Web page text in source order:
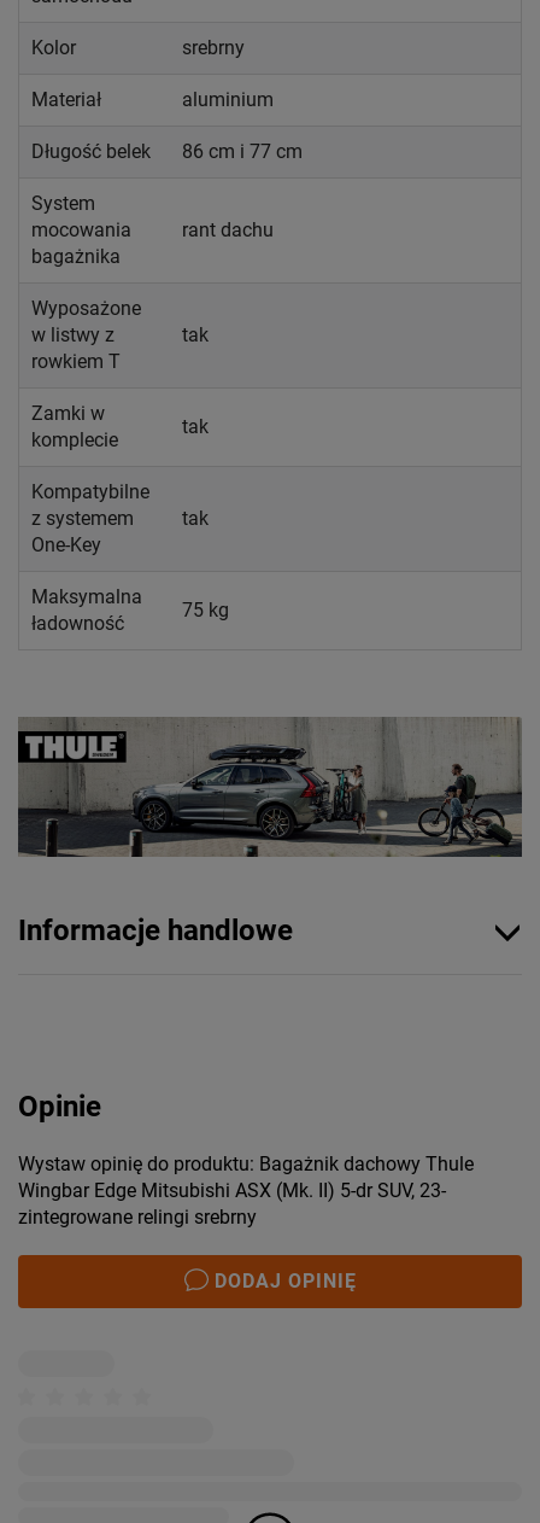
Kolor srebrny
Materiał aluminium
Długość belek 86 cm i 77 cm
System
mocowania
bagażnika
rant dachu
Wyposażone
w listwy z
rowkiem T
tak
Zamki w
komplecie
tak
Kompatybilne
z systemem
One-Key
tak
Maksymalna
ładowność
75 kg
Informacje handlowe
Opinie
Wystaw opinię do produktu: Bagażnik dachowy Thule
Wingbar Edge Mitsubishi ASX (Mk. II) 5-dr SUV, 23-
zintegrowane relingi srebrny
DODAJ OPINIĘ